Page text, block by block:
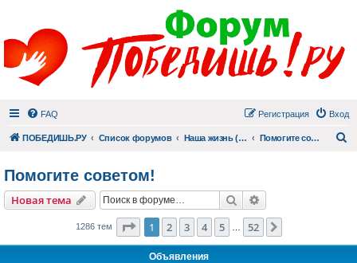
FAQ Вход
Регистрация
ПОБЕДИШЬ.РУ Список форумов Наша жизнь (не всё же о суициде!) Помогите советом!
Помогите советом!
Новая тема Поиск
1286 тем Страница из 52
1 2 3 4 5 52
Объявления